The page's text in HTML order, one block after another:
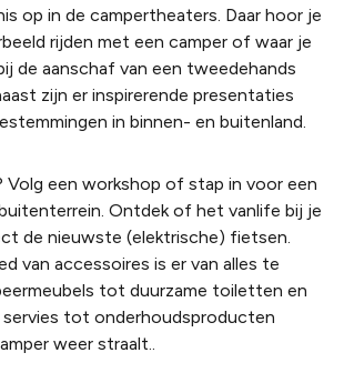
op in de campertheaters. Daar hoor je
rijden met een camper of waar je
de aanschaf van een tweedehands
zijn er inspirerende presentaties
in binnen- en buitenland.
Volg een workshop of stap in voor een
Ontdek of het vanlife bij je
de nieuwste (elektrische) fietsen.
van accessoires is er van alles te
tot duurzame toiletten en
servies tot onderhoudsproducten
weer straalt..